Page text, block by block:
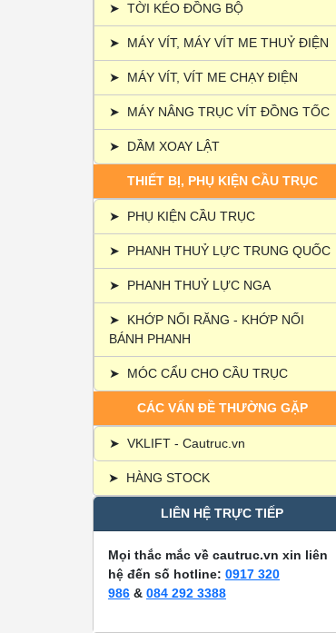
➤ TỜI KÉO ĐỒNG BỘ
➤ MÁY VÍT, MÁY VÍT ME THUỶ ĐIỆN
➤ MÁY VÍT, VÍT ME CHẠY ĐIỆN
➤ MÁY NÂNG TRỤC VÍT ĐỒNG TỐC
➤ DẦM XOAY LẬT
THIẾT BỊ, PHỤ KIỆN CẦU TRỤC
➤ PHỤ KIỆN CẦU TRỤC
➤ PHANH THUỶ LỰC TRUNG QUỐC
➤ PHANH THUỶ LỰC NGA
➤
KHỚP NỐI RĂNG - KHỚP NỐI
BÁNH PHANH
➤ MÓC CẨU CHO CẦU TRỤC
CÁC VẤN ĐỀ THƯỜNG GẶP
➤ VKLIFT - Cautruc.vn
➤ HÀNG STOCK
LIÊN HỆ TRỰC TIẾP
Mọi thắc mắc về cautruc.vn xin liên
hệ đến số hotline: 0917 320
986 & 084 292 3388